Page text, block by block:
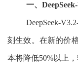
一、
DeepSeek-
刻生效。在新的价
本将降低50%以上